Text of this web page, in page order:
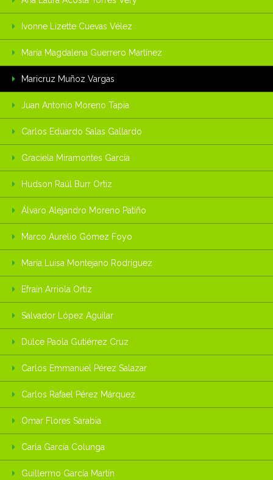
Ivonne Lizette Cuevas Vélez
María Magdalena Guerrero Martínez
Maricruz Muñoz Vargas
Juan Antonio Moreno Tapia
Carlos Eduardo Salas Gallardo
Graciela Miramontes García
Hudson Raúl Burr Ortiz
Álvaro Alejandro Moreno Patiño
Marco Aurelio Gómez Foyo
María Luisa Montejano Rodríguez
Efraín Arriola Ortiz
Salvador López Aguilar
Dulce Paola Gutiérrez Cruz
Carlos Emmanuel Pérez Salazar
Carlos Rafael Pérez Márquez
Omar Flores Sarabia
Carla García Colunga
Guillermo García Martín